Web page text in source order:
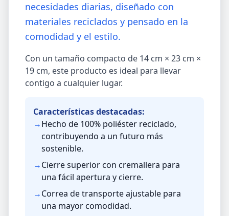
necesidades diarias, diseñado con
materiales reciclados y pensado en la
comodidad y el estilo.
Con un tamaño compacto de 14 cm × 23 cm ×
19 cm, este producto es ideal para llevar
contigo a cualquier lugar.
Características destacadas:
→Hecho de 100% poliéster reciclado,
contribuyendo a un futuro más
sostenible.
→Cierre superior con cremallera para
una fácil apertura y cierre.
→Correa de transporte ajustable para
una mayor comodidad.